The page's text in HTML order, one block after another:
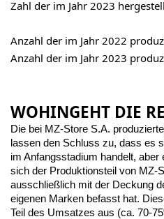
Zahl der im Jahr 2023
Anzahl der im Jahr 2022
Anzahl der im Jahr 2023
WOHIN GEHT DIE
Die bei MZ-Store S.A.
lassen den Schluss zu, dass es
im Anfangsstadium handelt,
sich der Produktionsteil von MZ-
ausschließlich mit der Deckung
eigenen Marken befasst hat.
Teil des Umsatzes aus (ca. 70-